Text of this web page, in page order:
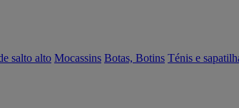
salto alto Mocassins Botas, Botins Ténis e